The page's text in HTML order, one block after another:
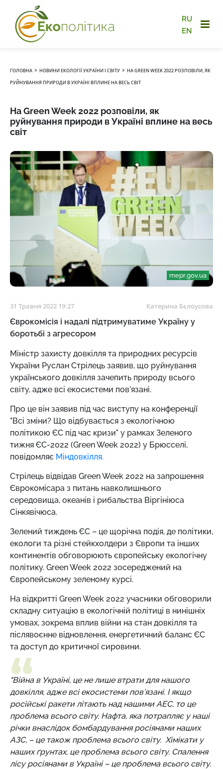
RU
EN
ГОЛОВНА › НОВИНИ ЕКОЛОГІЇ УКРАЇНИ І СВІТУ › НА GREEN WEEK 2022 РОЗПОВІЛИ, ЯК
РУЙНУВАННЯ ПРИРОДИ В УКРАЇНІ ВПЛИНЕ НА ВЕСЬ СВІТ
На Green Week 2022 розповіли, як
руйнування природи в Україні вплине на весь
світ
mepr.gov.ua
31 Травня 2022 19:27 Катерина Бєлоусова
Єврокомісія і надалі підтримуватиме Україну у
боротьбі з агресором
Міністр захисту довкілля та природних ресурсів
України Руслан Стрілець заявив, що руйнування
українського довкілля зачепить природу всього
світу, адже всі екосистеми пов’язані.
Про це він заявив під час виступу на конференції
"Всі зміни? Що відбувається з екологічною
політикою ЄС під час кризи" у рамках Зеленого
тижня ЄС-2022 (Green Week 2022) у Брюсселі,
повідомляє Міндовкілля.
Стрілець відвідав Green Week 2022 на запрошення
Єврокомісара з питань навколишнього
середовища, океанів і рибальства Віргініюса
Сінкявічюса.
Зелений тиждень ЄС – це щорічна подія, де політики,
екологи та різні стейкхолдери з Європи та інших
континентів обговорюють європейську екологічну
політику. Green Week 2022 зосереджений на
Європейському зеленому курсі.
На відкритті Green Week 2022 учасники обговорили
складну ситуацію в екологічній політиці в нинішніх
умовах, зокрема вплив війни на стан довкілля та
післявоєнне відновлення, енергетичний баланс ЄС
та доступ до критичної сировини.
"Війна в Україні, це не лише втрати для нашого
довкілля, адже всі екосистеми пов’язані. І якщо
російські ракети літають над нашими АЕС, то це
проблема всього світу. Нафта, яка потрапляє у наші
річки внаслідок бомбардування росіянами наших
АЗС, – це також проблема всього світу. Хімікати у
наших ґрунтах, це проблема всього світу. Спалення
лісу росіянами в Україні – це проблема всього світу.